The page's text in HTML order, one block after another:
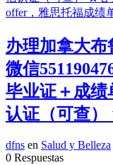
办理加拿大
微信
毕业证＋成
认证（可查
dfns en Salud y Belleza
0 Respuestas